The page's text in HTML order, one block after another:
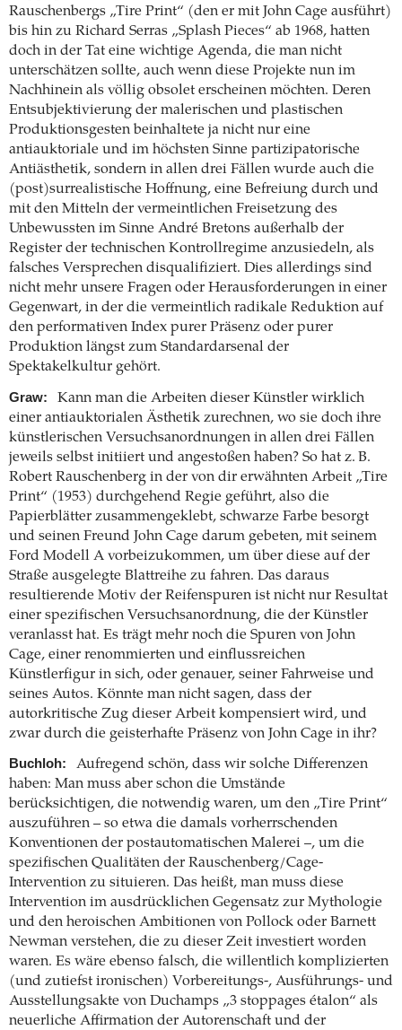
Rauschenbergs „Tire Print“ (den er mit John Cage ausführt)
bis hin zu Richard Serras „Splash Pieces“ ab 1968, hatten
doch in der Tat eine wichtige Agenda, die man nicht
unterschätzen sollte, auch wenn diese Projekte nun im
Nachhinein als völlig obsolet erscheinen möchten. Deren
Entsubjektivierung der malerischen und plastischen
Produktionsgesten beinhaltete ja nicht nur eine
antiauktoriale und im höchsten Sinne partizipatorische
Antiästhetik, sondern in allen drei Fällen wurde auch die
(post)surrealistische Hoffnung, eine Befreiung durch und
mit den Mitteln der vermeintlichen Freisetzung des
Unbewussten im Sinne André Bretons außerhalb der
Register der technischen Kontrollregime anzusiedeln, als
falsches Versprechen disqualifiziert. Dies allerdings sind
nicht mehr unsere Fragen oder Herausforderungen in einer
Gegenwart, in der die vermeintlich radikale Reduktion auf
den performativen Index purer Präsenz oder purer
Produktion längst zum Standardarsenal der
Spektakelkultur gehört.
Graw:
Kann man die Arbeiten dieser Künstler wirklich
einer antiauktorialen Ästhetik zurechnen, wo sie doch ihre
künstlerischen Versuchsanordnungen in allen drei Fällen
jeweils selbst initiiert und angestoßen haben? So hat z. B.
Robert Rauschenberg in der von dir erwähnten Arbeit „Tire
Print“ (1953) durchgehend Regie geführt, also die
Papierblätter zusammengeklebt, schwarze Farbe besorgt
und seinen Freund John Cage darum gebeten, mit seinem
Ford Modell A vorbeizukommen, um über diese auf der
Straße ausgelegte Blattreihe zu fahren. Das daraus
resultierende Motiv der Reifenspuren ist nicht nur Resultat
einer spezifischen Versuchsanordnung, die der Künstler
veranlasst hat. Es trägt mehr noch die Spuren von John
Cage, einer renommierten und einflussreichen
Künstlerfigur in sich, oder genauer, seiner Fahrweise und
seines Autos. Könnte man nicht sagen, dass der
autorkritische Zug dieser Arbeit kompensiert wird, und
zwar durch die geisterhafte Präsenz von John Cage in ihr?
Buchloh:
Aufregend schön, dass wir solche Differenzen
haben: Man muss aber schon die Umstände
berücksichtigen, die notwendig waren, um den „Tire Print“
auszuführen – so etwa die damals vorherrschenden
Konventionen der postautomatischen Malerei –, um die
spezifischen Qualitäten der Rauschenberg/Cage-
Intervention zu situieren. Das heißt, man muss diese
Intervention im ausdrücklichen Gegensatz zur Mythologie
und den heroischen Ambitionen von Pollock oder Barnett
Newman verstehen, die zu dieser Zeit investiert worden
waren. Es wäre ebenso falsch, die willentlich komplizierten
(und zutiefst ironischen) Vorbereitungs-, Ausführungs- und
Ausstellungsakte von Duchamps „3 stoppages étalon“ als
neuerliche Affirmation der Autorenschaft und der